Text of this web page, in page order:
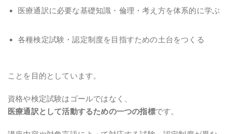
医療通訳に必要な基礎知識・倫理・考え方を体系的に学ぶ
各種検定試験・認定制度を目指すための土台をつくる
ことを目的としています。
資格や検定試験はゴールではなく、
医療通訳として活動するための一つの指標です。